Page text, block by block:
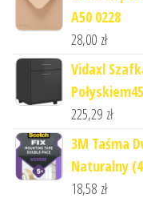
A50 0228
28,00 zł
Vidaxl
225,29 zł
3M Taśma
Naturalny
18,58 zł